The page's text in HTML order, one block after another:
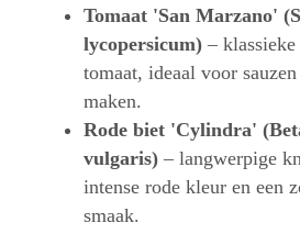
Tomaat 'San Marzano'
lycopersicum) –
tomaat, ideaal voor
maken.
Rode biet 'Cylindra'
vulgaris) – langwerpige
intense rode kleur en een
smaak.